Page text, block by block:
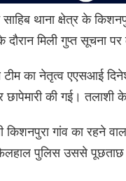
साहिब थाना क्षेत्र के
दौरान मिली गुप्त सूचना पर
टीम का नेतृत्व एएसआई
छापेमारी की गई। तलाशी
किशनपुरा गांव का रहने
पुलिस उससे पूछताछ